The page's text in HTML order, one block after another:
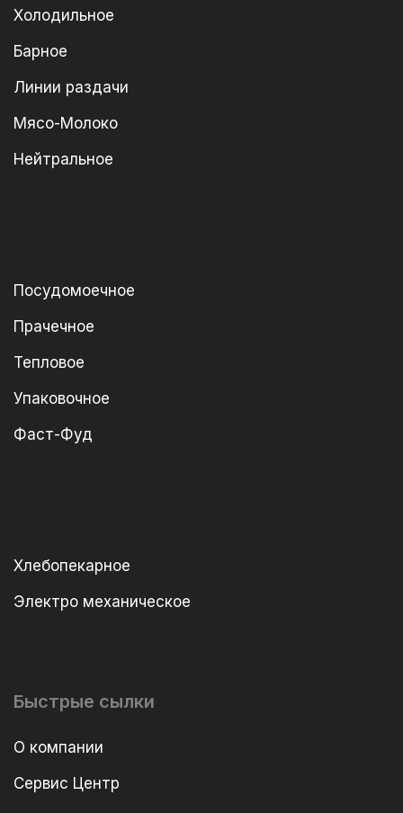
Холодильное
Барное
Линии раздачи
Мясо-Молоко
Нейтральное
Посудомоечное
Прачечное
Тепловое
Упаковочное
Фаст-Фуд
Хлебопекарное
Электро механическое
Быстрые сылки
О компании
Сервис Центр